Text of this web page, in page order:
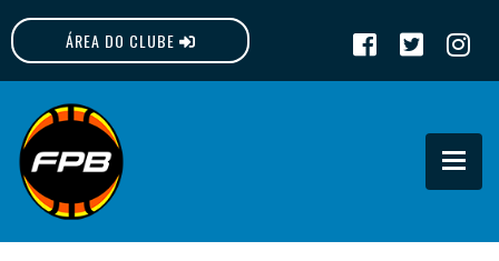
ÁREA DO CLUBE
FPB